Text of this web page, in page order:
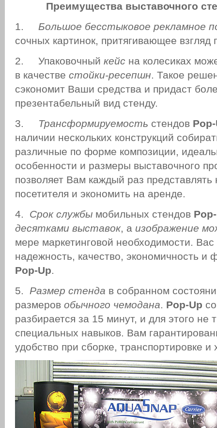
Преимущества выставочного
1. Большое бесстыковое рекламное
сочных картинок, притягивающее взгляд
2. Упаковочный кейс на колесиках
в качестве стойки-ресепшн. Такое
сэкономит Ваши средства и придаст
презентабельный вид стенду.
3. Трансформируемость стендов
наличии нескольких конструкций
различные по форме композиции,
особенности и размеры выставочного
позволяет Вам каждый раз представлять
посетителя и экономить на аренде.
4. Срок службы мобильных стендов
десятками выставок, а изображение
мере маркетинговой необходимости. Вас
надежность, качество, экономичность и
Pop-Up.
5. Размер стенда в собранном
размеров обычного чемодана. Pop-Up
разбирается за 15 минут, и для этого не
специальных навыков. Вам
удобство при сборке, транспортировке и